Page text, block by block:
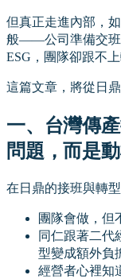
但真正走進內部，
般——公司準備交班
ESG，團隊卻跟不上
這篇文章，將從日
一、台灣傳
問題，而是
在日鼎的接班與轉
團隊會做，但
同仁跟著二代
型變成額外負
經營者心裡知